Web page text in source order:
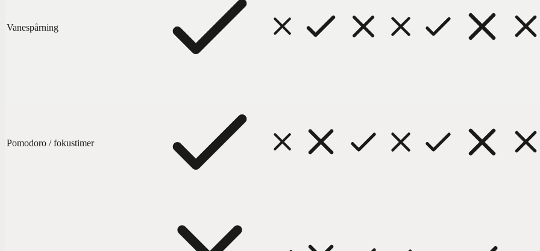
Vanespårning
Pomodoro / fokustimer